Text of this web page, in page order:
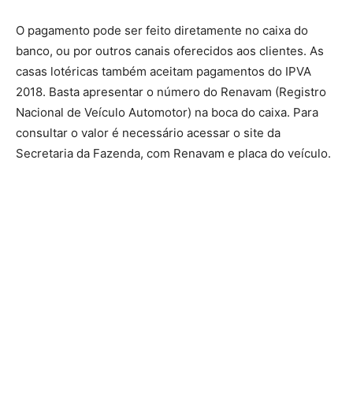
O pagamento pode ser feito diretamente no caixa do
banco, ou por outros canais oferecidos aos clientes. As
casas lotéricas também aceitam pagamentos do IPVA
2018. Basta apresentar o número do Renavam (Registro
Nacional de Veículo Automotor) na boca do caixa. Para
consultar o valor é necessário acessar o site da
Secretaria da Fazenda, com Renavam e placa do veículo.